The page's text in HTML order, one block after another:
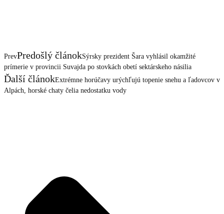
PrevPredošlý článokSýrsky prezident Šara vyhlásil okamžité
prímerie v provincii Suvajda po stovkách obetí sektárskeho násilia
Ďalší článokExtrémne horúčavy urýchľujú topenie snehu a ľadovcov v
Alpách, horské chaty čelia nedostatku vody